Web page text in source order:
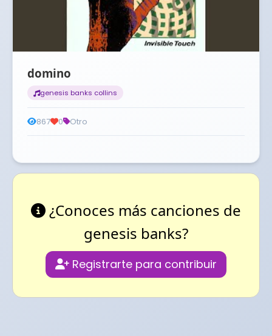
domino
genesis banks collins
867 0 Otro
¿Conoces más canciones de
genesis banks?
Registrarte para contribuir